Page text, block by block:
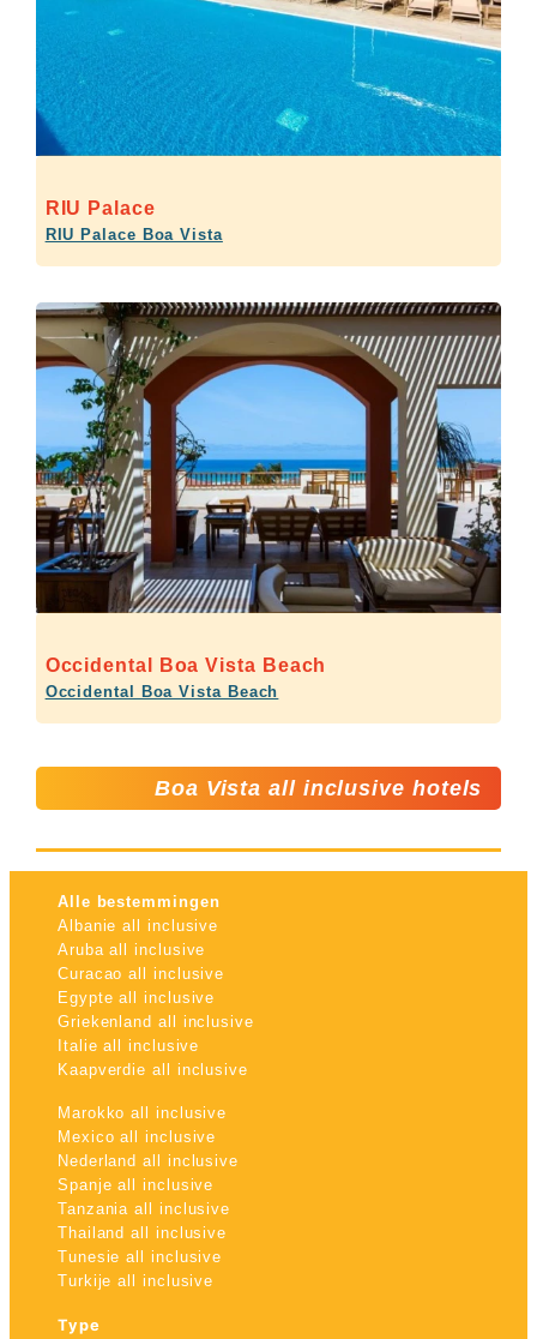
RIU Palace
RIU Palace Boa Vista
Occidental Boa Vista Beach
Occidental Boa Vista Beach
Boa Vista all inclusive hotels
Alle bestemmingen
Albanie all inclusive
Aruba all inclusive
Curacao all inclusive
Egypte all inclusive
Griekenland all inclusive
Italie all inclusive
Kaapverdie all inclusive
Marokko all inclusive
Mexico all inclusive
Nederland all inclusive
Spanje all inclusive
Tanzania all inclusive
Thailand all inclusive
Tunesie all inclusive
Turkije all inclusive
Type